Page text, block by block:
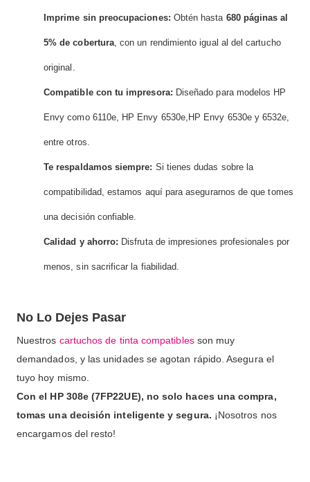
Imprime sin preocupaciones: Obtén hasta 680 páginas al
5% de cobertura, con un rendimiento igual al del cartucho
original.
Compatible con tu impresora: Diseñado para modelos HP
Envy como 6110e, HP Envy 6530e,HP Envy 6530e y 6532e,
entre otros.
Te respaldamos siempre: Si tienes dudas sobre la
compatibilidad, estamos aquí para asegurarnos de que tomes
una decisión confiable.
Calidad y ahorro: Disfruta de impresiones profesionales por
menos, sin sacrificar la fiabilidad.
No Lo Dejes Pasar
Nuestros cartuchos de tinta compatiblesson muy
demandados, y las unidades se agotan rápido. Asegura el
tuyo hoy mismo.
Con el HP 308e (7FP22UE), no solo haces una compra,
tomas una decisión inteligente y segura. ¡Nosotros nos
encargamos del resto!